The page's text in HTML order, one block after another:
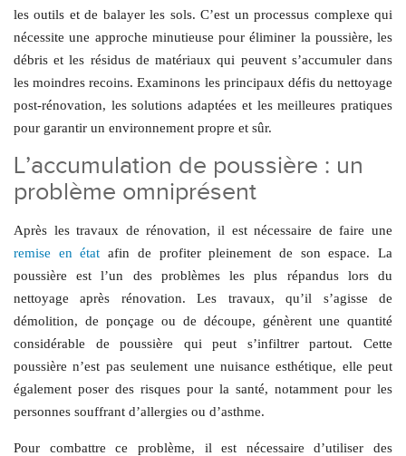
les outils et de balayer les sols. C’est un processus complexe qui
nécessite une approche minutieuse pour éliminer la poussière, les
débris et les résidus de matériaux qui peuvent s’accumuler dans
les moindres recoins. Examinons les principaux défis du nettoyage
post-rénovation, les solutions adaptées et les meilleures pratiques
pour garantir un environnement propre et sûr.
L’accumulation de poussière : un
problème omniprésent
Après les travaux de rénovation, il est nécessaire de faire une
remise en état afin de profiter pleinement de son espace. La
poussière est l’un des problèmes les plus répandus lors du
nettoyage après rénovation. Les travaux, qu’il s’agisse de
démolition, de ponçage ou de découpe, génèrent une quantité
considérable de poussière qui peut s’infiltrer partout. Cette
poussière n’est pas seulement une nuisance esthétique, elle peut
également poser des risques pour la santé, notamment pour les
personnes souffrant d’allergies ou d’asthme.
Pour combattre ce problème, il est nécessaire d’utiliser des